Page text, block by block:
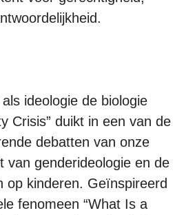
ideologie de biologie
Crisis” duikt in een van de
debatten van onze
van genderideologie en de
op kinderen. Geïnspireerd
fenomeen “What Is a